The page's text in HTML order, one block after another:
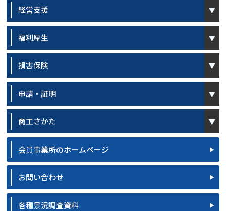
経営支援
福利厚生
損害保険
申請・証明
商工さかた
会員事業所のホームページ
お問い合わせ
各種景況調査資料